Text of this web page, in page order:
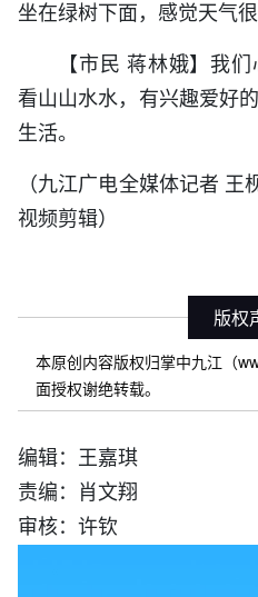
坐在绿树下面，感觉天气
【市民 蒋林娥】我
看山山水水，有兴趣爱好
生活。
（九江广电全媒体记者
视频剪辑）
版权
本原创内容版权归掌中九江（
面授权谢绝转载。
编辑：王嘉琪
责编：肖文翔
审核：许钦